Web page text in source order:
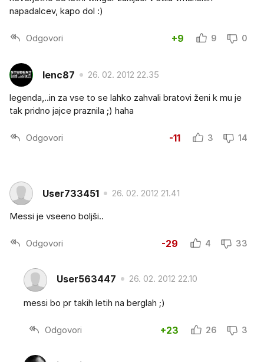
napadalcev, kapo dol :)
Odgovori +9 9 0
lenc87 26. 02. 2012 22.35
legenda,..in za vse to se lahko zahvali bratovi ženi k mu je
tak pridno jajce praznila ;) haha
Odgovori -11 3 14
User733451 26. 02. 2012 21.41
Messi je vseeno boljši..
Odgovori -29 4 33
User563447 26. 02. 2012 22.10
messi bo pr takih letih na berglah ;)
Odgovori +23 26 3